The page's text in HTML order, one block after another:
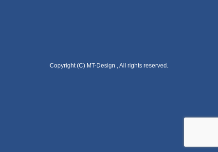
Copyright (C) MT-Design , All rights reserved.